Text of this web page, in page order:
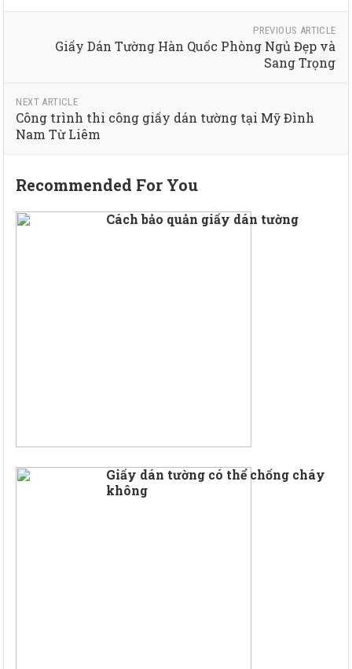
PREVIOUS ARTICLE
Giấy Dán Tường Hàn Quốc Phòng Ngủ Đẹp và
Sang Trọng
NEXT ARTICLE
Công trình thi công giấy dán tường tại Mỹ Đình
Nam Từ Liêm
Recommended For You
Cách bảo quản giấy dán tường
Giấy dán tường có thể chống cháy
không